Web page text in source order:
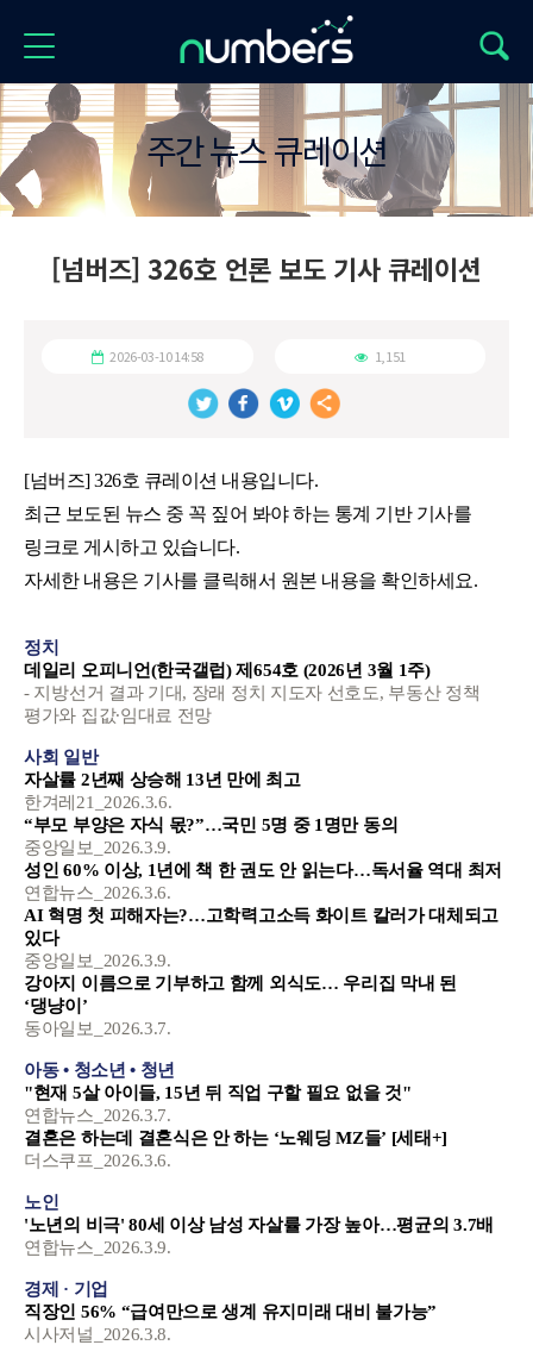
주간 뉴스 큐레이션
[넘버즈] 326호 언론 보도 기사 큐레이션
2026-03-10 14:58 1,151
[넘버즈] 326호 큐레이션 내용입니다.
최근 보도된 뉴스 중 꼭 짚어 봐야 하는 통계 기반 기사를
링크로 게시하고 있습니다.
자세한 내용은 기사를 클릭해서 원본 내용을 확인하세요.
정치
데일리 오피니언(한국갤럽) 제654호 (2026년 3월 1주)
- 지방선거 결과 기대, 장래 정치 지도자 선호도, 부동산 정책
평가와 집값∙임대료 전망
사회 일반
자살률 2년째 상승해 13년 만에 최고
한겨레21_2026.3.6.
“부모 부양은 자식 몫?”…국민 5명 중 1명만 동의
중앙일보_2026.3.9.
성인 60% 이상, 1년에 책 한 권도 안 읽는다…독서율 역대 최저
연합뉴스_2026.3.6.
AI 혁명 첫 피해자는?…고학력고소득 화이트 칼러가 대체되고
있다
중앙일보_2026.3.9.
강아지 이름으로 기부하고 함께 외식도… 우리집 막내 된
‘댕냥이’
동아일보_2026.3.7.
아동 • 청소년 • 청년
"현재 5살 아이들, 15년 뒤 직업 구할 필요 없을 것"
연합뉴스_2026.3.7.
결혼은 하는데 결혼식은 안 하는 ‘노웨딩 MZ들’ [세태+]
더스쿠프_2026.3.6.
노인
'노년의 비극' 80세 이상 남성 자살률 가장 높아…평균의 3.7배
연합뉴스_2026.3.9.
경제 · 기업
직장인 56% “급여만으로 생계 유지미래 대비 불가능”
시사저널_2026.3.8.